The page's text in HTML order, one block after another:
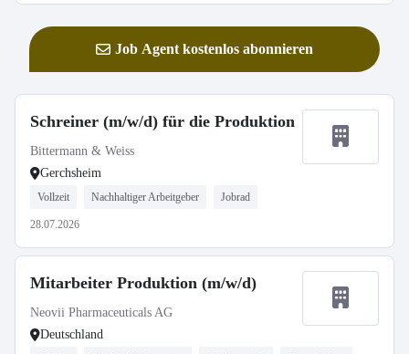
Job Agent kostenlos abonnieren
Schreiner (m/w/d) für die Produktion
Bittermann & Weiss
Gerchsheim
Vollzeit Nachhaltiger Arbeitgeber Jobrad
28.07.2026
Mitarbeiter Produktion (m/w/d)
Neovii Pharmaceuticals AG
Deutschland